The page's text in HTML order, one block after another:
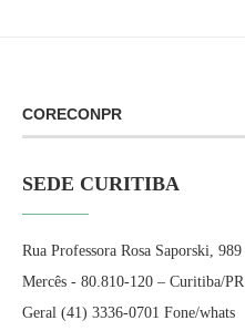
CORECONPR
SEDE CURITIBA
Rua Professora Rosa Saporski, 989
Mercês - 80.810-120 – Curitiba/PR
Geral (41) 3336-0701 Fone/whats